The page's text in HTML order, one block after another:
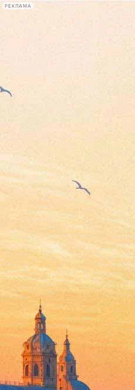
РЕКЛАМА
лекции
книги
В честь
15 апреля 2016,